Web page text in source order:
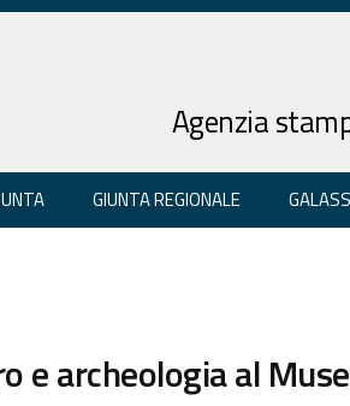
Agenzia
GIUNTA REGIONALE
e archeologia al